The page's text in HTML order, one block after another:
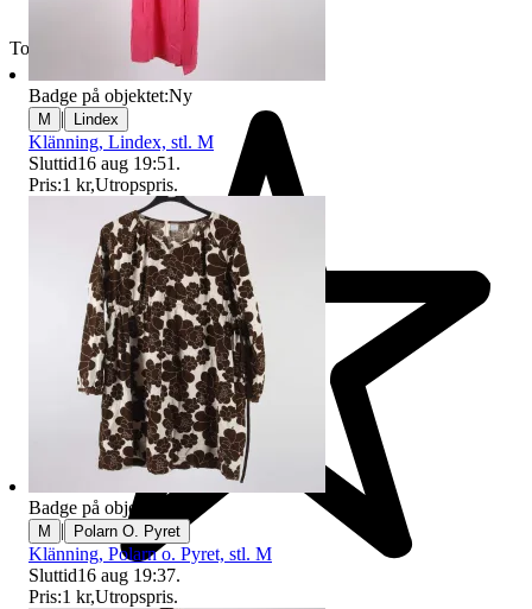
Toppsäljare
Badge på objektet:Ny
M | Lindex
Klänning, Lindex, stl. M
Sluttid16 aug 19:51 .
Pris:1 kr,Utropspris.
Badge på objektet:
M | Polarn O. Pyret
Klänning, Polarn o. Pyret, stl. M
Sluttid16 aug 19:37.
Pris:1 kr,Utropspris.